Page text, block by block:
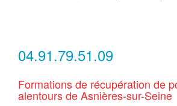
04.91.79.51.09
Formations de récupération de
alentours de Asnières-sur-Seine